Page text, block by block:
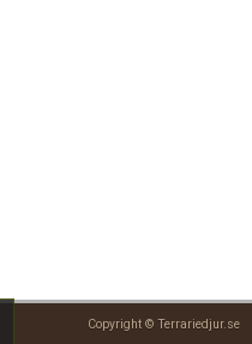
Copyright © Terrariedjur.se